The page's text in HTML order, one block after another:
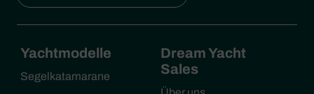
Yachtmodelle
Segelkatamarane
Dream Yacht
Sales